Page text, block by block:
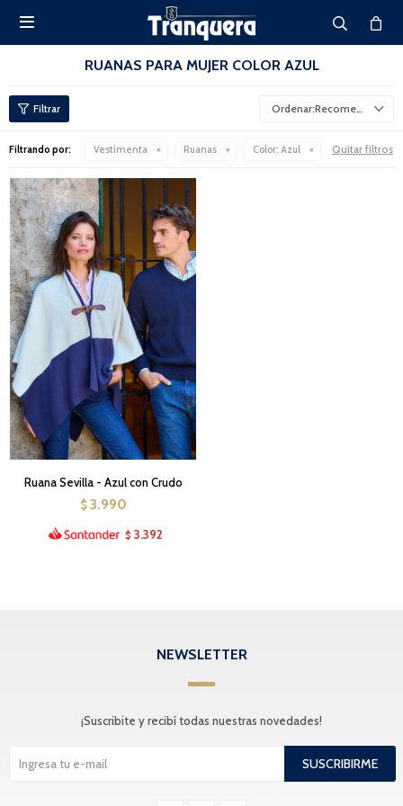

RUANAS PARA MUJER COLOR AZUL
Recomendados
Filtrando por: Vestimenta Ruanas Color: Azul Quitar filtros
Ruana Sevilla - Azul con Crudo
$ 3.990
$ 3.392
NEWSLETTER
¡Suscribite y recibí todas nuestras novedades!
SUSCRIBIRME